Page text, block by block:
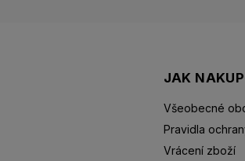
JAK
Všeobecné
Pravidla
Vrácení zboží